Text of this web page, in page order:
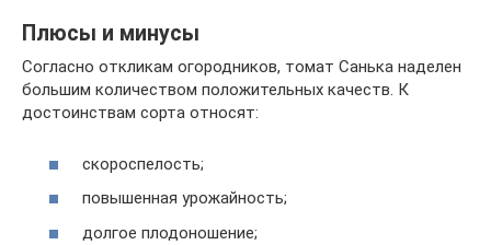
Плюсы и минусы
Согласно откликам огородников, томат Санька наделен
большим количеством положительных качеств. К
достоинствам сорта относят:
скороспелость;
повышенная урожайность;
долгое плодоношение;